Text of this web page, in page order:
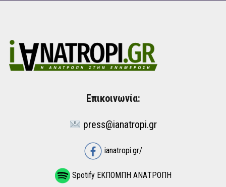
Επικοινωνία:
press@ianatropi.gr
ianatropi.gr/
Spotify ΕΚΠΟΜΠΗ ΑΝΑΤΡΟΠΗ